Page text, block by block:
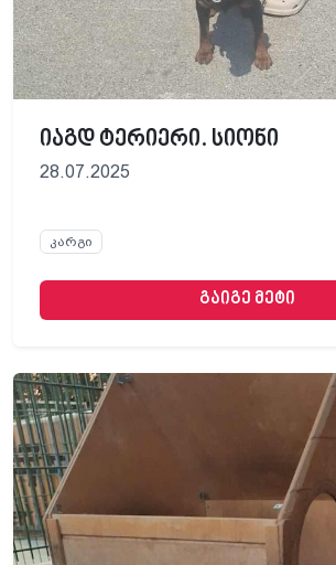
იაგდ ტერიერი. სიონი
28.07.2025
კარგი
გაიგე მეტი